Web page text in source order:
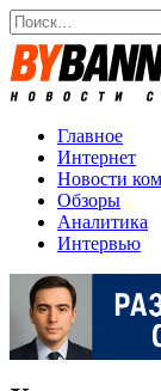
Перейти
к
содержанию
Search
for:
Главное
Интернет
Новости
Обзоры
Аналитика
Интервью